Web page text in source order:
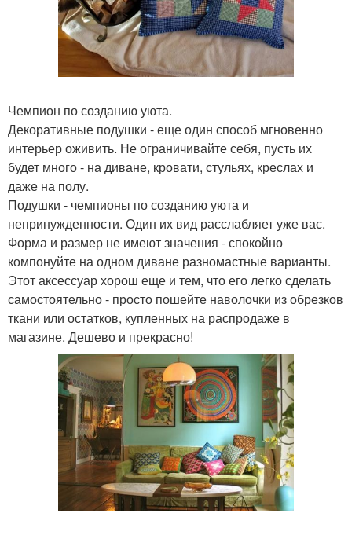
Чемпион по созданию уюта.
Декоративные подушки - еще один способ мгновенно
интерьер оживить. Не ограничивайте себя, пусть их
будет много - на диване, кровати, стульях, креслах и
даже на полу.
Подушки - чемпионы по созданию уюта и
непринужденности. Один их вид расслабляет уже вас.
Форма и размер не имеют значения - спокойно
компонуйте на одном диване разномастные варианты.
Этот аксессуар хорош еще и тем, что его легко сделать
самостоятельно - просто пошейте наволочки из обрезков
ткани или остатков, купленных на распродаже в
магазине. Дешево и прекрасно!